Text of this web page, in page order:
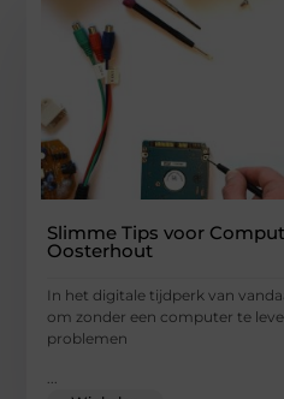
Slimme Tips voor
Oosterhout
In het digitale tijdperk van
om zonder een computer te
problemen